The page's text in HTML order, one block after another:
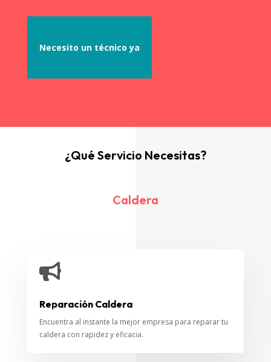
Necesito un técnico ya
¿Qué Servicio Necesitas?
Caldera

Reparación Caldera
Encuentra al instante la mejor empresa para reparar tu
caldera con rapidez y eficacia.